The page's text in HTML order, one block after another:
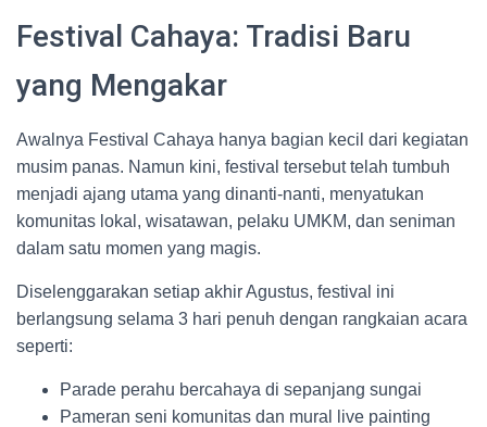
Festival Cahaya: Tradisi Baru
yang Mengakar
Awalnya Festival Cahaya hanya bagian kecil dari kegiatan
musim panas. Namun kini, festival tersebut telah tumbuh
menjadi ajang utama yang dinanti-nanti, menyatukan
komunitas lokal, wisatawan, pelaku UMKM, dan seniman
dalam satu momen yang magis.
Diselenggarakan setiap akhir Agustus, festival ini
berlangsung selama 3 hari penuh dengan rangkaian acara
seperti:
Parade perahu bercahaya di sepanjang sungai
Pameran seni komunitas dan mural live painting